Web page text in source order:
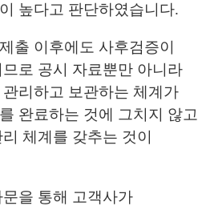
높다고 판단하였습니다.
출 이후에도 사후검증이
로 공시 자료뿐만 아니라
리하고 보관하는 체계가
완료하는 것에 그치지 않고
체계를 갖추는 것이
을 통해 고객사가